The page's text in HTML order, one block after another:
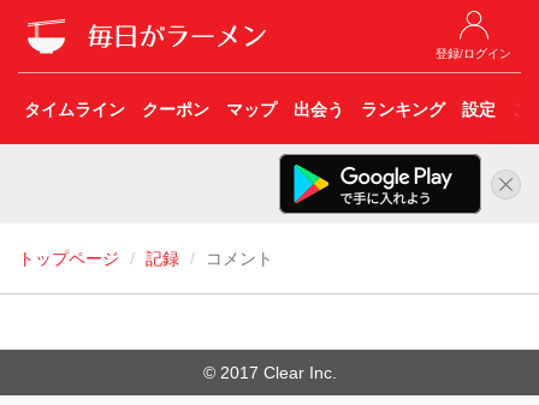
登録/ログイン
タイムライン クーポン マップ 出会う ランキング 設定 こ
トップページ 記録 コメント
© 2017 Clear Inc.